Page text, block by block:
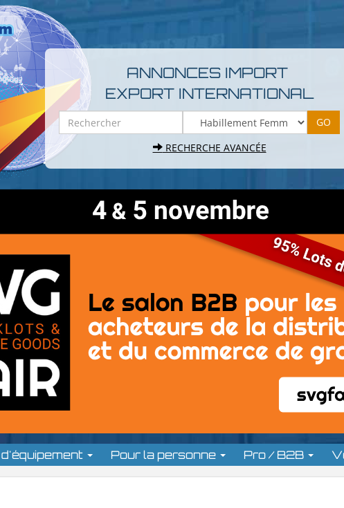
ANNONCES IMPORT
EXPORT INTERNATIONAL
RECHERCHE AVANCÉE
Pour la personne Pro / B2B